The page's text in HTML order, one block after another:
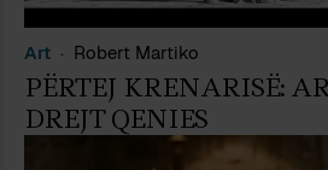
Art Robert Martiko
PËRTEJ KRENARISË:
DREJT QENIES